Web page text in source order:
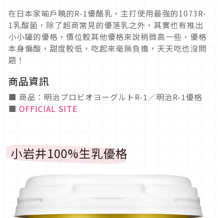
在日本家喻戶曉的R-1優酪乳，主打使用最強的1073R-
1乳酸菌，除了超商常見的優落乳之外，其實也有推出
小小罐的優格，價位較其他優格來說稍微高一些，優格
本身偏酸，甜度較低，吃起來毫無負擔，天天吃也沒問
題！
商品資訊
■ 商品：明治プロビオヨーグルトR-1／明治R-1優格
■ OFFICIAL SITE
小岩井100%生乳優格